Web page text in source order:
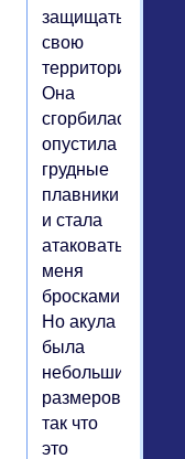
защищать
свою
территорию.
Она
сгорбилась,
опустила
грудные
плавники
и стала
атаковать
меня
бросками.
Но акула
была
небольших
размеров,
так что
это